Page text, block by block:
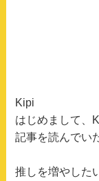
Kipi
はじめまして、
記事を読んでい
推しを増やした